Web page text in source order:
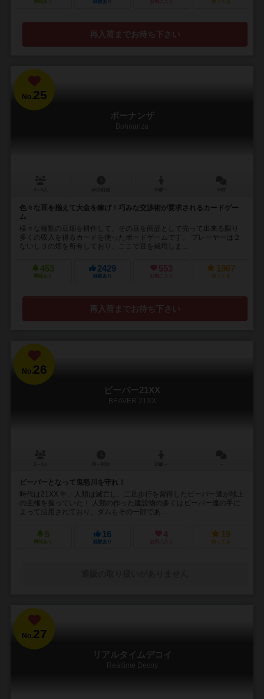
興味あり 経験あり お気に入り 持ってる
再入荷までお待ち下さい
No.25
ボーナンザ
Bohnanza
色々な豆を揃えて大金を稼げ！巧みな交渉術が要求されるカードゲー
ム
様々な種類の豆畑を耕作して、その豆を商品として売って出来る限り
多くの収入を得るカードを使ったボードゲームです。 プレーヤーは２
ないし３の畑を所有しており、ここで豆を栽培しま...
453
興味あり
2429
経験あり
553
お気に入り
1967
持ってる
再入荷までお待ち下さい
No.26
ビーバー21XX
BEAVER 21XX
ビーバーとなって鬼怒川を守れ！
時代は21XX 年。人類は滅亡し、二足歩行を習得したビーバー達が地上
の主権を握っていた！ 人類の作った建設物の多くはビーバー達の手に
よって活用されており、ダムもその一部であ...
5
興味あり
16
経験あり
4
お気に入り
19
持ってる
No.27
リアルタイムデコイ
Realtime Decoy